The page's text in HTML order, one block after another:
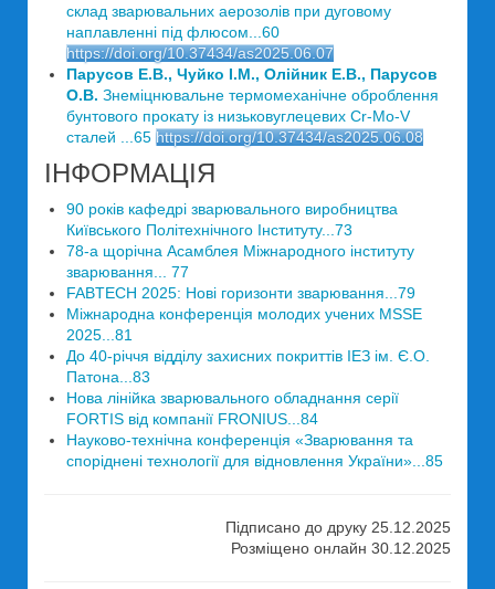
склад зварювальних аерозолів при дуговому
наплавленні під флюсом...60
https://doi.org/10.37434/as2025.06.07
Парусов Е.В., Чуйко І.М., Олійник Е.В., Парусов
О.В. Знеміцнювальне термомеханічне оброблення
бунтового прокату із низьковуглецевих Cr-Mo-V
сталей ...65 https://doi.org/10.37434/as2025.06.08
ІНФОРМАЦІЯ
90 років кафедрі зварювального виробництва
Київського Політехнічного Інституту...73
78-а щорічна Асамблея Міжнародного інституту
зварювання... 77
FABTECH 2025: Нові горизонти зварювання...79
Міжнародна конференція молодих учених MSSE
2025...81
До 40-річчя відділу захисних покриттів ІЕЗ ім. Є.О.
Патона...83
Нова лінійка зварювального обладнання серії
FORTIS від компанії FRONIUS...84
Науково-технічна конференція «Зварювання та
споріднені технології для відновлення України»...85
Підписано до друку 25.12.2025
Розміщено онлайн 30.12.2025